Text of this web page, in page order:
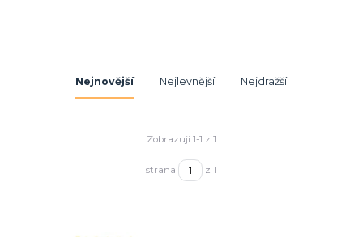
Nejnovější Nejlevnější Nejdražší
Zobrazuji 1-1 z 1
strana z 1